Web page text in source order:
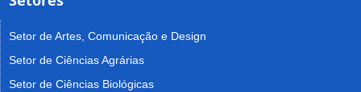
Setor de Artes, Comunicação e Design
Setor de Ciências Agrárias
Setor de Ciências Biológicas